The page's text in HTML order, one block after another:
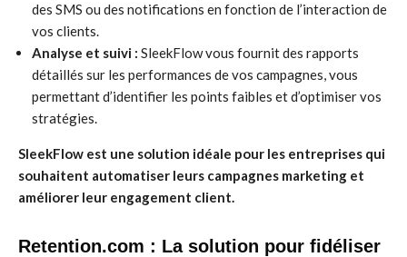
des SMS ou des notifications en fonction de l’interaction de
vos clients.
Analyse et suivi : SleekFlow vous fournit des rapports
détaillés sur les performances de vos campagnes, vous
permettant d’identifier les points faibles et d’optimiser vos
stratégies.
SleekFlow est une solution idéale pour les entreprises qui
souhaitent automatiser leurs campagnes marketing et
améliorer leur engagement client.
Retention.com : La solution pour fidéliser